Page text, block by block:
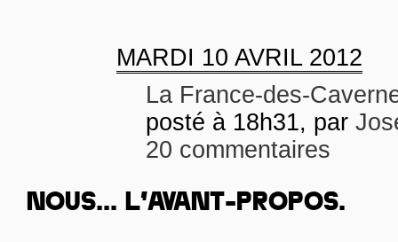
MARDI 10 AVRIL 2012
La France-des-
posté à 18h31, par
20 commentaires
NOUS... L’AVANT-PROPOS.